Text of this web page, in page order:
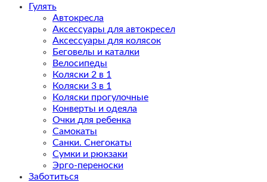
Гулять
Автокресла
Аксессуары для автокресел
Аксессуары для колясок
Беговелы и каталки
Велосипеды
Коляски 2 в 1
Коляски 3 в 1
Коляски прогулочные
Конверты и одеяла
Очки для ребенка
Самокаты
Санки. Снегокаты
Сумки и рюкзаки
Эрго-переноски
Заботиться